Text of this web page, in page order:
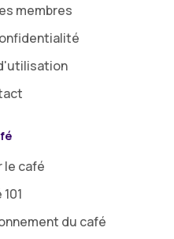
membres
le café
du café